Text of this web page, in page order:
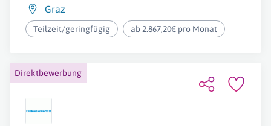
Graz
Teilzeit/geringfügig ab 2.867,20€ pro Monat
Direktbewerbung